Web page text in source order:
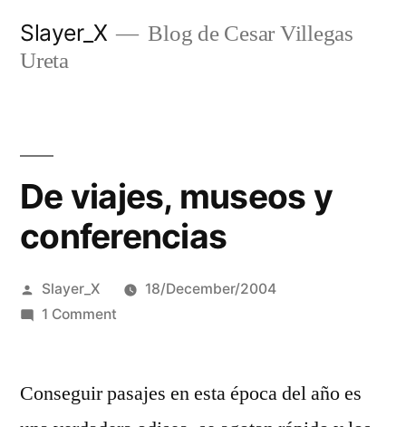
Slayer_X
Blog de Cesar Villegas
Ureta
De viajes, museos y
conferencias
Posted
by
Slayer_X
18/December/2004
1 Commenton
museos
Conseguir pasajes en esta época del año es